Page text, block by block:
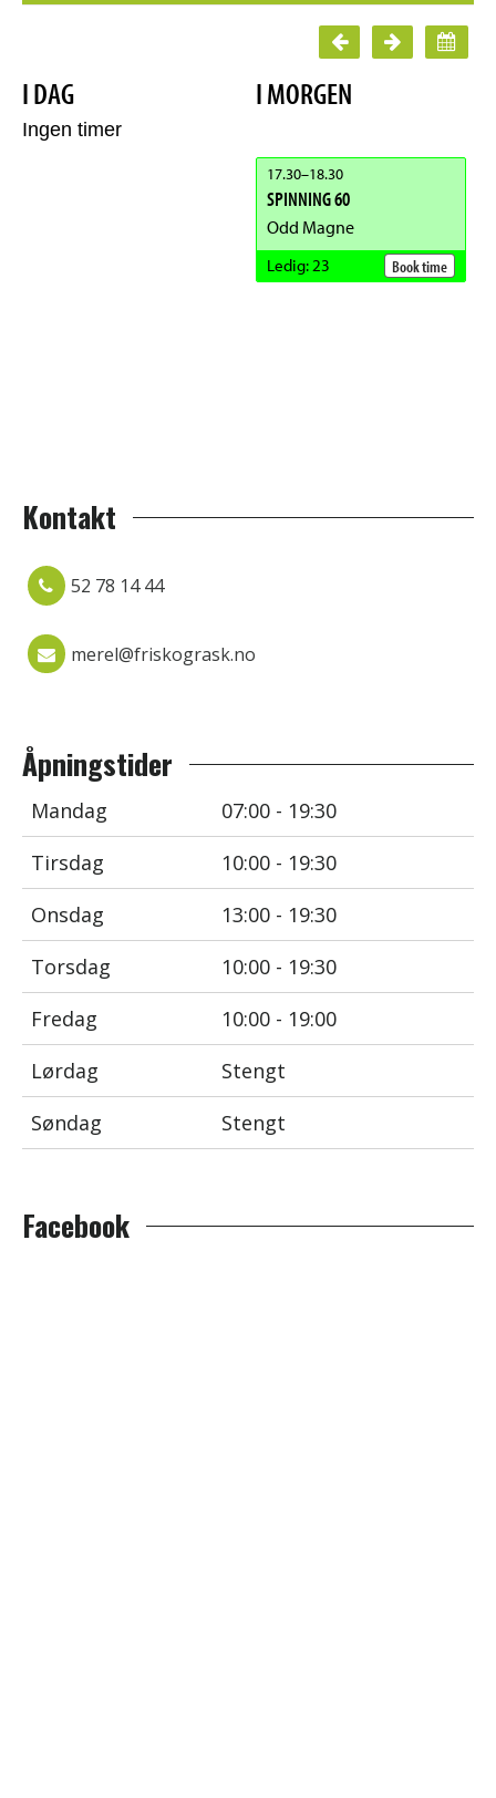
Kontakt
52 78 14 44
merel@friskogrask.no
Åpningstider
Mandag
07:00 - 19:30
Tirsdag
10:00 - 19:30
Onsdag
13:00 - 19:30
Torsdag
10:00 - 19:30
Fredag
10:00 - 19:00
Lørdag
Stengt
Søndag
Stengt
Facebook